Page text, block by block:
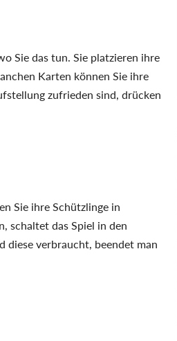
Sie das tun. Sie platzieren ihre
Karten können Sie ihre
zufrieden sind, drücken
Sie ihre Schützlinge in
schaltet das Spiel in den
diese verbraucht, beendet man